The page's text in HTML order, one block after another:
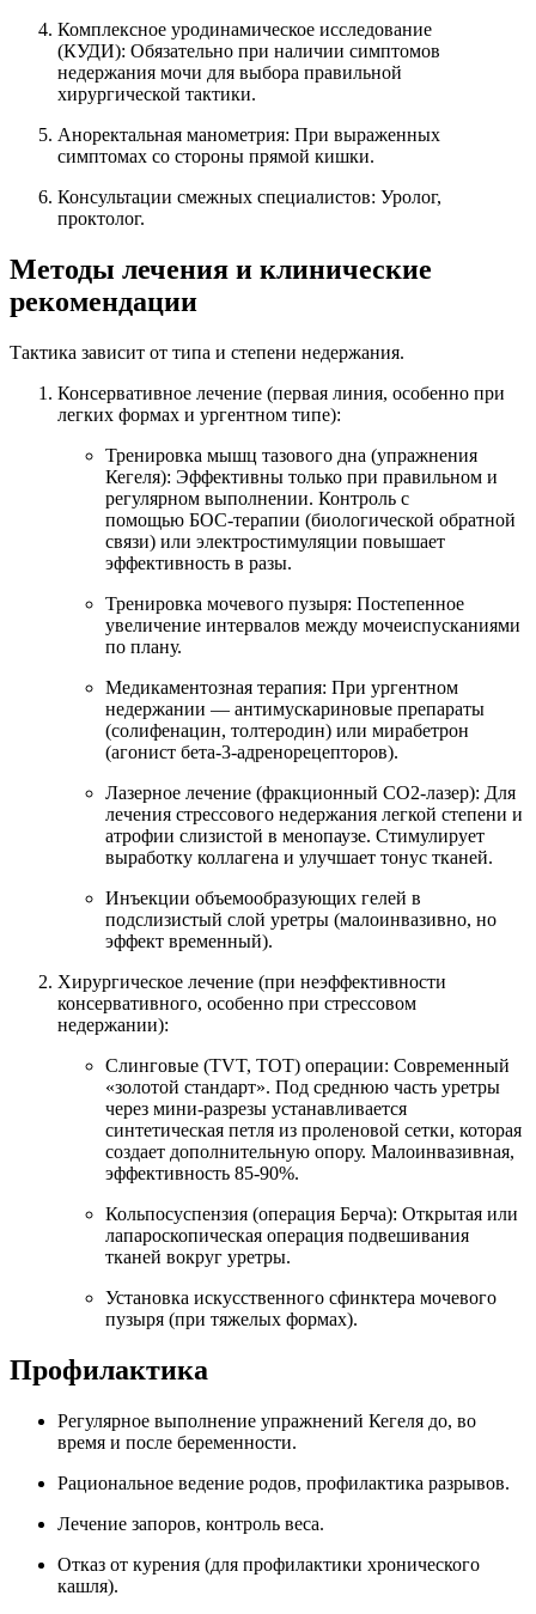
Комплексное уродинамическое исследование
(КУДИ): Обязательно при наличии симптомов
недержания мочи для выбора правильной
хирургической тактики.
Аноректальная манометрия: При выраженных
симптомах со стороны прямой кишки.
Консультации смежных специалистов: Уролог,
проктолог.
Методы лечения и клинические
рекомендации
Тактика зависит от типа и степени недержания.
Консервативное лечение (первая линия, особенно при
легких формах и ургентном типе):
Тренировка мышц тазового дна (упражнения
Кегеля): Эффективны только при правильном и
регулярном выполнении. Контроль с
помощью БОС-терапии (биологической обратной
связи) или электростимуляции повышает
эффективность в разы.
Тренировка мочевого пузыря: Постепенное
увеличение интервалов между мочеиспусканиями
по плану.
Медикаментозная терапия: При ургентном
недержании — антимускариновые препараты
(солифенацин, толтеродин) или мирабетрон
(агонист бета-3-адренорецепторов).
Лазерное лечение (фракционный СО2-лазер): Для
лечения стрессового недержания легкой степени и
атрофии слизистой в менопаузе. Стимулирует
выработку коллагена и улучшает тонус тканей.
Инъекции объемообразующих гелей в
подслизистый слой уретры (малоинвазивно, но
эффект временный).
Хирургическое лечение (при неэффективности
консервативного, особенно при стрессовом
недержании):
Слинговые (TVT, TOT) операции: Современный
«золотой стандарт». Под среднюю часть уретры
через мини-разрезы устанавливается
синтетическая петля из проленовой сетки, которая
создает дополнительную опору. Малоинвазивная,
эффективность 85-90%.
Кольпосуспензия (операция Берча): Открытая или
лапароскопическая операция подвешивания
тканей вокруг уретры.
Установка искусственного сфинктера мочевого
пузыря (при тяжелых формах).
Профилактика
Регулярное выполнение упражнений Кегеля до, во
время и после беременности.
Рациональное ведение родов, профилактика разрывов.
Лечение запоров, контроль веса.
Отказ от курения (для профилактики хронического
кашля).